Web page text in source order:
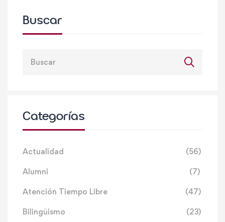
Buscar
Categorías
Actualidad (56)
Alumni (7)
Atención Tiempo Libre (47)
Bilingüismo (23)